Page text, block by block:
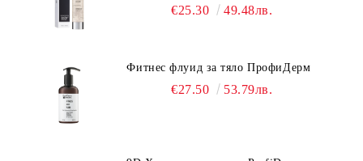
€25.30 49.48лв.
Фитнес флуид за тяло ПрофиДерм
€27.50 53.79лв.